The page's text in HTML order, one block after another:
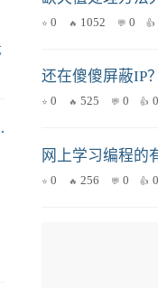
0 1052 0
0 525 0 0
网上学习编程的
0 256 0 0